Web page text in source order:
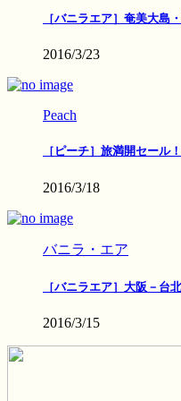
［バニラエア］奄美大島
2016/3/23
Peach
［ピーチ］旅満開セール
2016/3/18
バニラ・エア
［バニラエア］大阪－台
2016/3/15